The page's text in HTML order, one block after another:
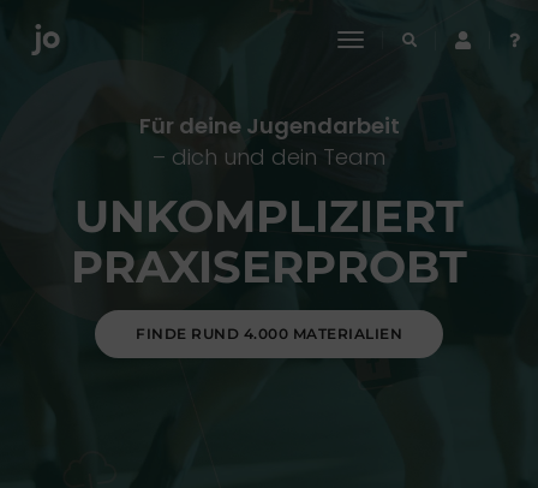
toggle
Für deine Jugendarbeit
– dich und dein Team
UNKOMPLIZIERT
PRAXISERPROBT
FINDE RUND 4.000 MATERIALIEN